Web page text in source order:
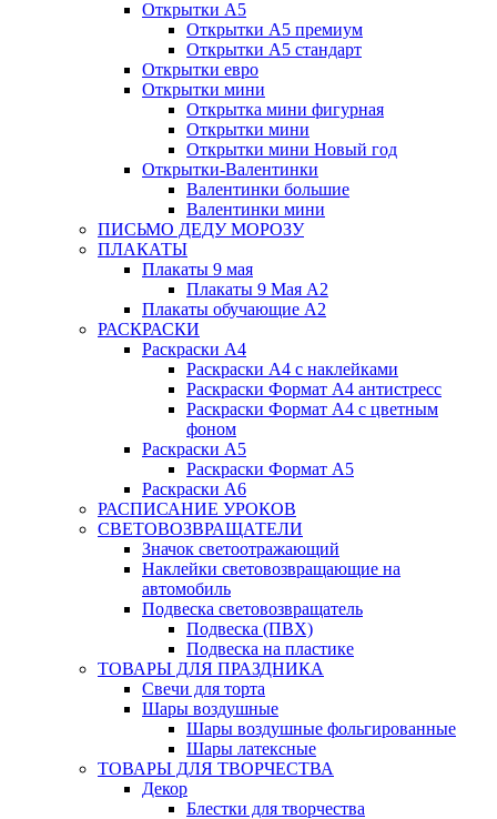
Открытки А5
Открытки А5 премиум
Открытки А5 стандарт
Открытки евро
Открытки мини
Открытка мини фигурная
Открытки мини
Открытки мини Новый год
Открытки-Валентинки
Валентинки большие
Валентинки мини
ПИСЬМО ДЕДУ МОРОЗУ
ПЛАКАТЫ
Плакаты 9 мая
Плакаты 9 Мая А2
Плакаты обучающие А2
РАСКРАСКИ
Раскраски А4
Раскраски А4 с наклейками
Раскраски Формат А4 антистресс
Раскраски Формат А4 с цветным
фоном
Раскраски А5
Раскраски Формат А5
Раскраски А6
РАСПИСАНИЕ УРОКОВ
СВЕТОВОЗВРАЩАТЕЛИ
Значок светоотражающий
Наклейки световозвращающие на
автомобиль
Подвеска световозвращатель
Подвеска (ПВХ)
Подвеска на пластике
ТОВАРЫ ДЛЯ ПРАЗДНИКА
Свечи для торта
Шары воздушные
Шары воздушные фольгированные
Шары латексные
ТОВАРЫ ДЛЯ ТВОРЧЕСТВА
Декор
Блестки для творчества